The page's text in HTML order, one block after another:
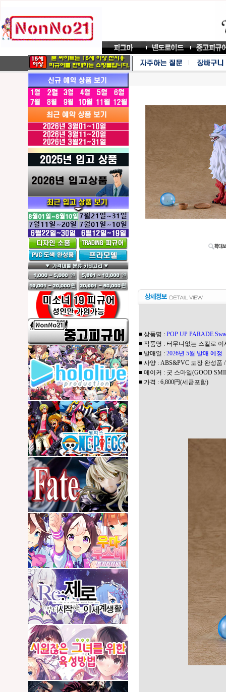
■ 상품명 : POP UP PARADE
■ 작품명 : 터무니없는 스킬로 이
■ 발매일 : 2026년 5월 발매 예정
■ 사양 : ABS&PVC 도장 완성품
■ 메이커 : 굿 스마일(GOOD
■ 가격 : 6,800円(세금포함)